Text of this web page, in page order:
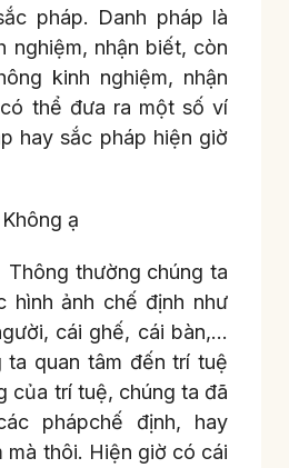
pháp. Danh pháp là
nghiệm, nhận biết, còn
kinh nghiệm, nhận
thể đưa ra một số ví
hay sắc pháp hiện giờ
ạ
thường chúng ta
hình ảnh chế định như
cái ghế, cái bàn,…
ta quan tâm đến trí tuệ
của trí tuệ, chúng ta đã
phápchế định, hay
mà thôi. Hiện giờ có cái